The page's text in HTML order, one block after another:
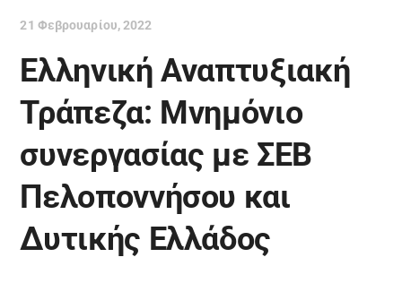
21 Φεβρουαρίου, 2022
Ελληνική Αναπτυξιακή
Τράπεζα: Μνημόνιο
συνεργασίας με ΣΕΒ
Πελοποννήσου και
Δυτικής Ελλάδος